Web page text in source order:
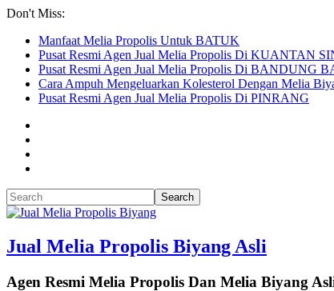
Don't Miss:
Manfaat Melia Propolis Untuk BATUK
Pusat Resmi Agen Jual Melia Propolis Di KUANTAN
Pusat Resmi Agen Jual Melia Propolis Di BANDUNG
Cara Ampuh Mengeluarkan Kolesterol Dengan Melia
Pusat Resmi Agen Jual Melia Propolis Di PINRANG
Jual Melia Propolis Biyang Asli
Agen Resmi Melia Propolis Dan Melia Biyang